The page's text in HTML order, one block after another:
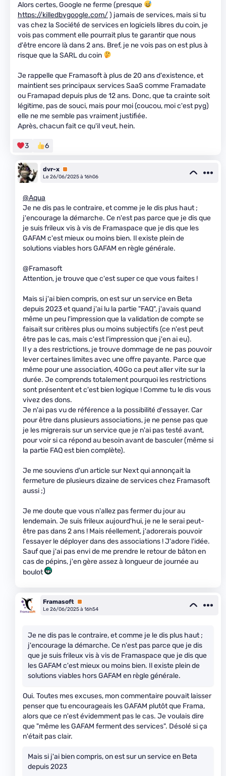
Alors certes, Google ne ferme (presque
https://killedbygoogle.com/) jamais de services, mais si tu
vas chez la Société de services en logiciels libres du coin, je
vois pas comment elle pourrait plus te garantir que nous
d'être encore là dans 2 ans. Bref, je ne vois pas on est plus à
risque que la SARL du coin
Je rappelle que Framasoft à plus de 20 ans d'existence, et
maintient ses principaux services SaaS comme Framadate
ou Framapad depuis plus de 12 ans. Donc, que ta crainte soit
légitime, pas de souci, mais pour moi (coucou, moi c'est pyg)
elle ne me semble pas vraiment justifiée.
Après, chacun fait ce qu'il veut, hein.
3 6
dvr-x Premium
Le 26/06/2025 à 16h06
@Aqua
Je ne dis pas le contraire, et comme je le dis plus haut ;
j'encourage la démarche. Ce n'est pas parce que je dis que
je suis frileux vis à vis de Framaspace que je dis que les
GAFAM c'est mieux ou moins bien. Il existe plein de
solutions viables hors GAFAM en règle générale.
@Framasoft
Attention, je trouve que c'est super ce que vous faites !
Mais si j'ai bien compris, on est sur un service en Beta
depuis 2023 et quand j'ai lu la partie "FAQ", j'avais quand
même un peu l'impression que la validation de compte se
faisait sur critères plus ou moins subjectifs (ce n'est peut
être pas le cas, mais c'est l'impression que j'en ai eu).
Il y a des restrictions, je trouve dommage de ne pas pouvoir
lever certaines limites avec une offre payante. Parce que
même pour une association, 40Go ca peut aller vite sur la
durée. Je comprends totalement pourquoi les restrictions
sont présentent et c'est bien logique ! Comme tu le dis vous
vivez des dons.
Je n'ai pas vu de référence a la possibilité d'essayer. Car
pour être dans plusieurs associations, je ne pense pas que
je les migrerais sur un service que je n'ai pas testé avant,
pour voir si ca répond au besoin avant de basculer (même si
la partie FAQ est bien complète).
Je me souviens d'un article sur Next qui annonçait la
fermeture de plusieurs dizaine de services chez Framasoft
aussi ;)
Je me doute que vous n'allez pas fermer du jour au
lendemain. Je suis frileux aujourd'hui, je ne le serai peut-
être pas dans 2 ans ! Mais réellement, j'adorerais pouvoir
l'essayer le déployer dans des associations ! J'adore l'idée.
Sauf que j'ai pas envi de me prendre le retour de bâton en
cas de pépins, j'en gère assez à longueur de journée au
boulot
Framasoft Premium
Le 26/06/2025 à 16h54
Je ne dis pas le contraire, et comme je le dis plus haut ;
j'encourage la démarche. Ce n'est pas parce que je dis
que je suis frileux vis à vis de Framaspace que je dis que
les GAFAM c'est mieux ou moins bien. Il existe plein de
solutions viables hors GAFAM en règle générale.
Oui. Toutes mes excuses, mon commentaire pouvait laisser
penser que tu encourageais les GAFAM plutôt que Frama,
alors que ce n'est évidemment pas le cas. Je voulais dire
que "même les GAFAM ferment des services". Désolé si ça
n'était pas clair.
Mais si j'ai bien compris, on est sur un service en Beta
depuis 2023